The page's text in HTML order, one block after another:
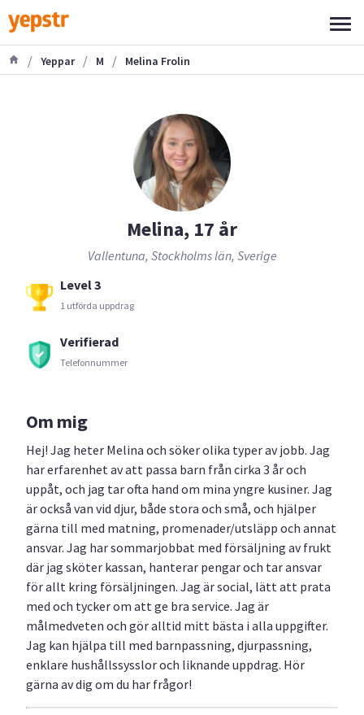
/ Yeppar / M / Melina Frolin
Melina, 17 år
Vallentuna, Stockholms län, Sverige
Level 3
1 utförda uppdrag
Verifierad
Telefonnummer
Om mig
Hej! Jag heter Melina och söker olika typer av jobb. Jag
har erfarenhet av att passa barn från cirka 3 år och
uppåt, och jag tar ofta hand om mina yngre kusiner. Jag
är också van vid djur, både stora och små, och hjälper
gärna till med matning, promenader/utsläpp och annat
ansvar. Jag har sommarjobbat med försäljning av frukt
där jag sköter kassan, hanterar pengar och tar ansvar
för allt kring försäljningen. Jag är social, lätt att prata
med och tycker om att ge bra service. Jag är
målmedveten och gör alltid mitt bästa i alla uppgifter.
Jag kan hjälpa till med barnpassning, djurpassning,
enklare hushållssysslor och liknande uppdrag. Hör
gärna av dig om du har frågor!